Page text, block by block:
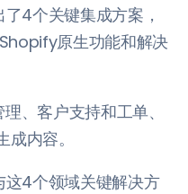
4个关键集成方案，
原生功能和解决
、客户支持和工单、
内容。
4个领域关键解决方